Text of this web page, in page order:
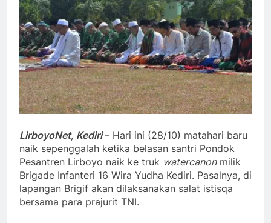
LirboyoNet, Kediri – Hari ini (28/10) matahari baru
naik sepenggalah ketika belasan santri Pondok
Pesantren Lirboyo naik ke truk watercanonmilik
Brigade Infanteri 16 Wira Yudha Kediri. Pasalnya, di
lapangan Brigif akan dilaksanakan salat istisqa
bersama para prajurit TNI.